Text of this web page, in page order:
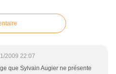
2009 22:07
que Sylvain Augier ne présente